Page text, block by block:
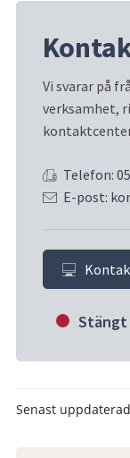
Vi svarar på
verksamhet,
Telefon:
E-post:
Stängt
Senast uppdaterad